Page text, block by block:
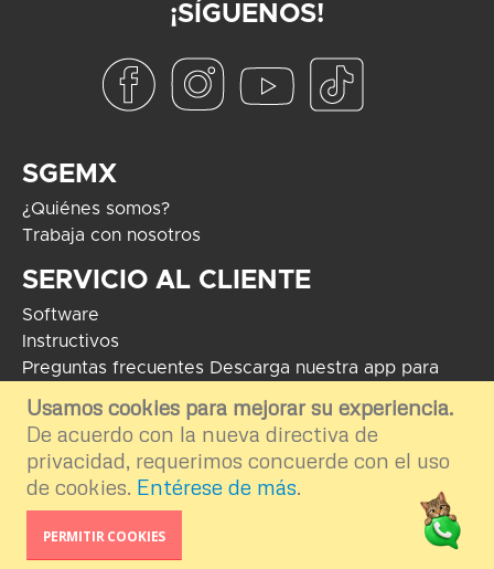
Usamos cookies para mejorar su experiencia.
De acuerdo con la nueva directiva de
privacidad, requerimos concuerde con el uso
de cookies. Entérese de más.
PERMITIR COOKIES
¡SÍGUENOS!
SGEMX
¿Quiénes somos?
Trabaja con nosotros
SERVICIO AL CLIENTE
Software
Instructivos
Preguntas frecuentes Descarga nuestra app para
COPYRIGHT 2024 - Soluciones Globales en Electrónica. El uso de
marcas mostradas tiene como fin informar e ilustrar el contenido de la
plataforma por ende nos deslindamos del uso externo e inapropiado.